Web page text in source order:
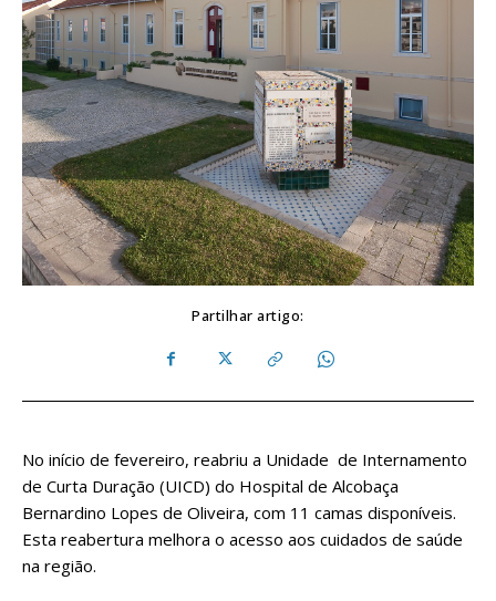
Partilhar artigo:
No início de fevereiro, reabriu a Unidade de Internamento
de Curta Duração (UICD) do Hospital de Alcobaça
Bernardino Lopes de Oliveira, com 11 camas disponíveis.
Esta reabertura melhora o acesso aos cuidados de saúde
na região.